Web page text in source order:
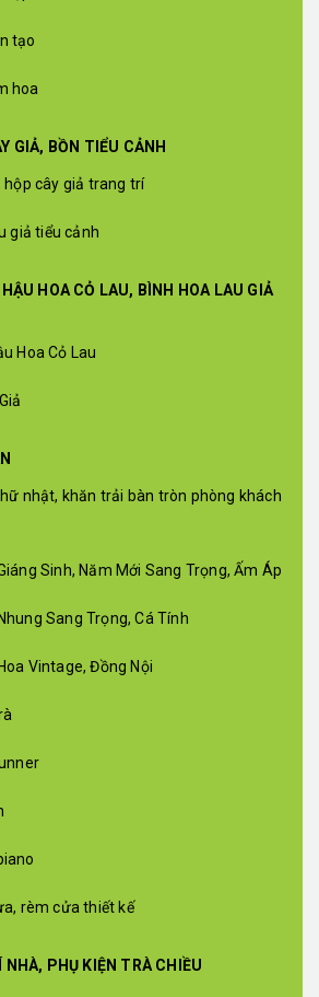
tạo
hoa
GIẢ, BỒN TIỂU CẢNH
hộp cây giả trang trí
giả tiểu cảnh
HOA CỎ LAU, BÌNH HOA LAU GIẢ
Hoa Cỏ Lau
nhật, khăn trải bàn tròn phòng khách
Sinh, Năm Mới Sang Trọng, Ấm Áp
Sang Trọng, Cá Tính
Vintage, Đồng Nội
rèm cửa thiết kế
PHỤ KIỆN TRÀ CHIỀU